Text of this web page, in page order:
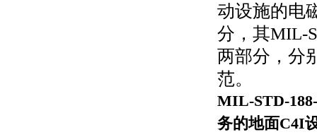
动设施的电
分，其MIL-
两部分，分
范。
MIL-STD-
务的地面C4I